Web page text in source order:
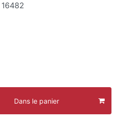
16482
Dans le panier